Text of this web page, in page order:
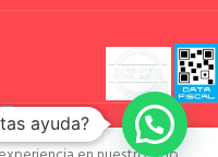
ayuda?